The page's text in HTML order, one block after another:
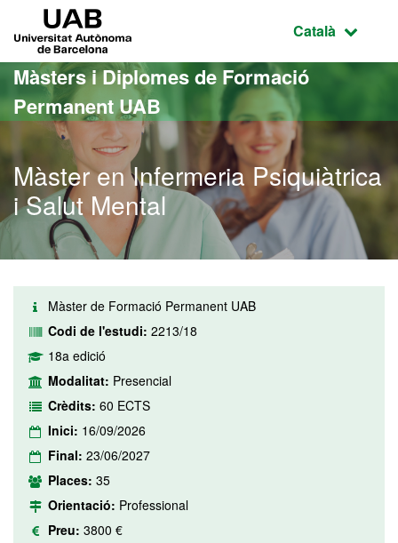
Ves al contingut principal
Ves a la navegació de la pàgina
Idioma
Català
Màsters i Diplomes de Formació
Permanent UAB
Màster en Infermeria Psiquiàtrica
i Salut Mental
Màster de Formació Permanent UAB
Codi de l'estudi: 2213/18
18a edició
Modalitat: Presencial
Crèdits: 60 ECTS
Inici: 16/09/2026
Final: 23/06/2027
Places: 35
Orientació: Professional
Preu: 3800 €